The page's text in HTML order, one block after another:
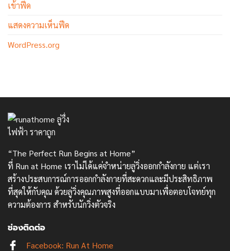
เข้าฟีด
แสดงความเห็นฟีด
WordPress.org
“The Perfect Run Begins at Home”
ที่ Run at Home เราไม่ได้แค่จำหน่ายลู่วิ่งออกกำลังกาย แต่เรา
สร้างประสบการณ์การออกกำลังกายที่สะดวกและมีประสิทธิภาพ
ที่สุดให้กับคุณ ด้วยลู่วิ่งคุณภาพสูงที่ออกแบบมาเพื่อตอบโจทย์ทุก
ความต้องการ สำหรับนักวิ่งตัวจริง
ช่องติดต่อ
Facebook: Run At Home